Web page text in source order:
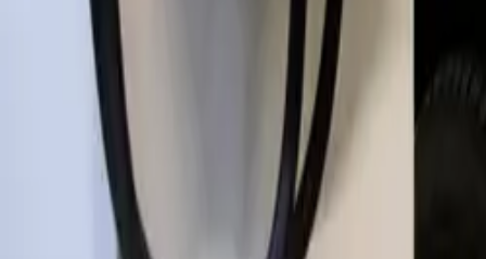
Via de Milieu-investeringsaftrek (MIA) kun je een
2. Willekeurige afschrijving milieu-
Met de regeling Willekeurige afschrijving milieu-investeringen
MIA\Vamil is voor alle ondernemers die belastingplichtig zijn voor
Met de MIA/Vamil kan jouw belastingvoordeel netto oplopen tot
ook laadpalen kunnen in aanmerking komen voor deze subsidie.